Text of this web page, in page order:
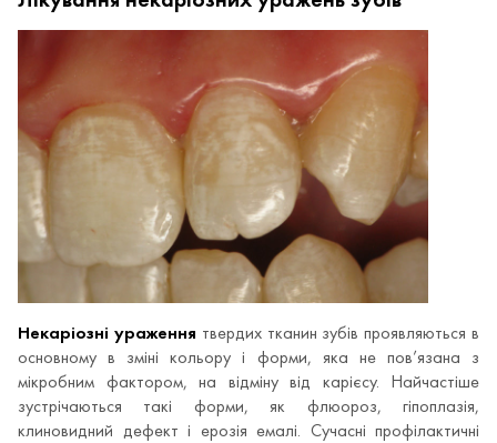
Некаріозні ураження твердих тканин зубів проявляються в
основному в зміні кольору і форми, яка не пов’язана з
мікробним фактором, на відміну від карієсу. Найчастіше
зустрічаються такі форми, як флюороз, гіпоплазія,
клиновидний дефект і ерозія емалі. Сучасні профілактичні